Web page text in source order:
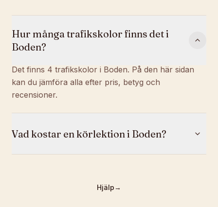
Hur många trafikskolor finns det i
Boden?
Det finns 4 trafikskolor i Boden. På den här sidan
kan du jämföra alla efter pris, betyg och
recensioner.
Vad kostar en körlektion i Boden?
Hjälp→